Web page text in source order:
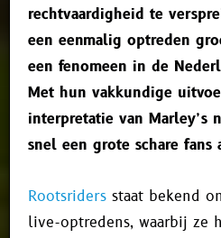
rechtvaardigheid te
een eenmalig optreden
een fenomeen in de
Met hun vakkundige
interpretatie van Marley’s
snel een grote schare fans
Rootsriders staat bekend
live-optredens, waarbij ze